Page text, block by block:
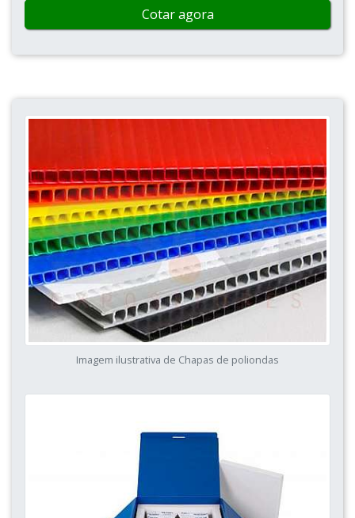
Cotar agora
Imagem ilustrativa de Chapas de poliondas